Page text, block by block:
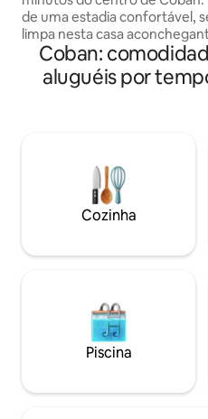
de uma estadia confortável,
limpa nesta casa
localizada em um residencial
com segurança 24h, ideal
procura tranquilidade sem
Alta Verapaz Plaza
acesso a restaurantes, bancos,
supermercados, atrações
muito mais.
Coban:
aluguéis por
Cozinha
Piscina